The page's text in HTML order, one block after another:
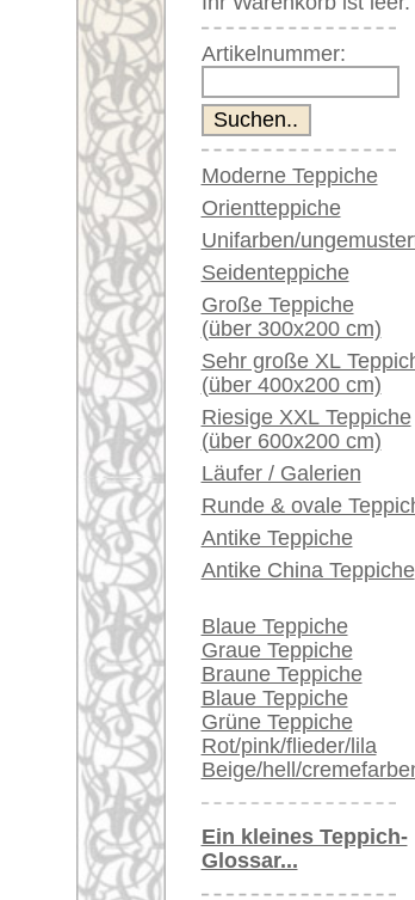
Riesige XXL Teppiche
(über 600x200 cm)
Läufer / Galerien
Runde & ovale Teppiche
Antike Teppiche
Antike China Teppiche
Blaue Teppiche
Graue Teppiche
Braune Teppiche
Blaue Teppiche
Grüne Teppiche
Rot/pink/flieder/lila
Beige/hell/cremefarben
Ein kleines Teppich-
Glossar...
Händler können ihre
großen Teppiche hier
verkaufen
Info Center
Häufige Fragen (FAQ)
AGB
Bestellvorgang
Lieferung und Zahlung
Widerrufsrecht
Datenschutz
Bild Nr. 6
Name/
Flor:
Musterung:
Grundfarbe:
Bemerkungen:
Preis (inkl.
4 - 8 Werktage